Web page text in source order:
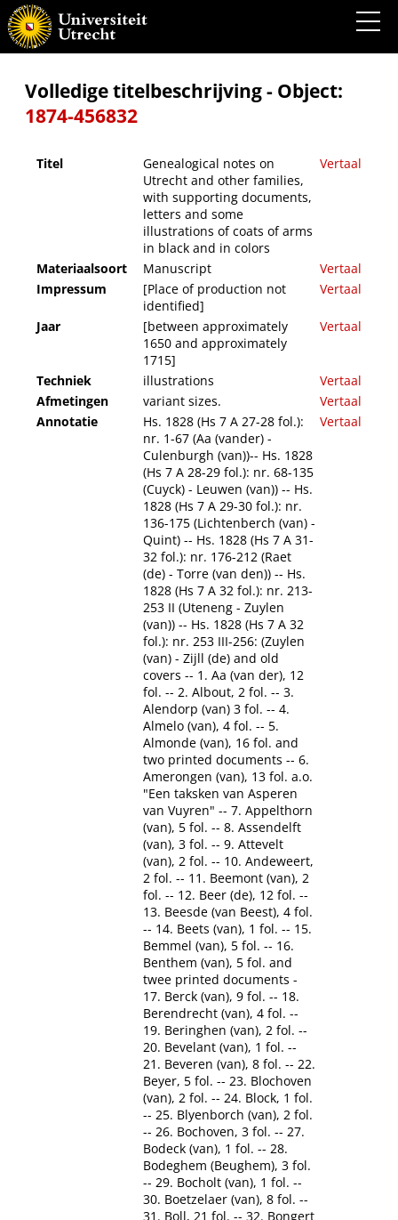
Genealogical notes on Utrecht and other families, with supporting documents, letters
and some illustrations of coats of arms in black and in colors
Volledige titelbeschrijving - Object:
1874-456832
Titel
Genealogical notes on
Utrecht and other families,
with supporting documents,
letters and some
illustrations of coats of arms
in black and in colors
Vertaal
Materiaalsoort Manuscript
Vertaal
Impressum
[Place of production not
identified]
Vertaal
Jaar
[between approximately
1650 and approximately
1715]
Vertaal
Techniek illustrations
Vertaal
Afmetingen
variant sizes.
Vertaal
Annotatie
Hs. 1828 (Hs 7 A 27-28 fol.):
nr. 1-67 (Aa (vander) -
Culenburgh (van))-- Hs. 1828
(Hs 7 A 28-29 fol.): nr. 68-135
(Cuyck) - Leuwen (van)) -- Hs.
1828 (Hs 7 A 29-30 fol.): nr.
136-175 (Lichtenberch (van) -
Quint) -- Hs. 1828 (Hs 7 A 31-
32 fol.): nr. 176-212 (Raet
(de) - Torre (van den)) -- Hs.
1828 (Hs 7 A 32 fol.): nr. 213-
253 II (Uteneng - Zuylen
(van)) -- Hs. 1828 (Hs 7 A 32
fol.): nr. 253 III-256: (Zuylen
(van) - Zijll (de) and old
covers -- 1. Aa (van der), 12
fol. -- 2. Albout, 2 fol. -- 3.
Alendorp (van) 3 fol. -- 4.
Almelo (van), 4 fol. -- 5.
Almonde (van), 16 fol. and
two printed documents -- 6.
Amerongen (van), 13 fol. a.o.
"Een taksken van Asperen
van Vuyren" -- 7. Appelthorn
(van), 5 fol. -- 8. Assendelft
(van), 3 fol. -- 9. Attevelt
(van), 2 fol. -- 10. Andeweert,
2 fol. -- 11. Beemont (van), 2
fol. -- 12. Beer (de), 12 fol. --
13. Beesde (van Beest), 4 fol.
-- 14. Beets (van), 1 fol. -- 15.
Bemmel (van), 5 fol. -- 16.
Benthem (van), 5 fol. and
twee printed documents -
17. Berck (van), 9 fol. -- 18.
Berendrecht (van), 4 fol. --
19. Beringhen (van), 2 fol. --
20. Bevelant (van), 1 fol. --
21. Beveren (van), 8 fol. -- 22.
Beyer, 5 fol. -- 23. Blochoven
(van), 2 fol. -- 24. Block, 1 fol.
-- 25. Blyenborch (van), 2 fol.
-- 26. Bochoven, 3 fol. -- 27.
Bodeck (van), 1 fol. -- 28.
Bodeghem (Beughem), 3 fol.
-- 29. Bocholt (van), 1 fol. --
30. Boetzelaer (van), 8 fol. --
31. Boll, 21 fol. -- 32. Bongert
Vertaal